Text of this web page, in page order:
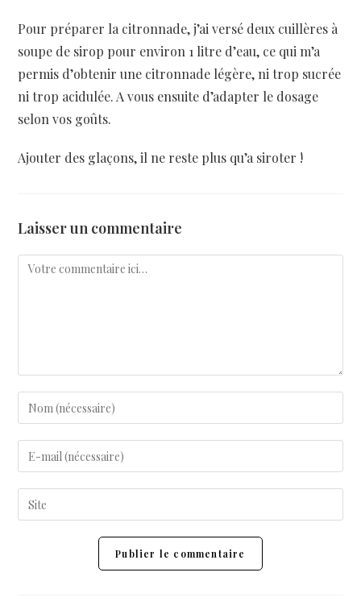
Pour préparer la citronnade, j’ai versé deux cuillères à
soupe de sirop pour environ 1 litre d’eau, ce qui m’a
permis d’obtenir une citronnade légère, ni trop sucrée
ni trop acidulée. A vous ensuite d’adapter le dosage
selon vos goûts.
Ajouter des glaçons, il ne reste plus qu’a siroter !
Laisser un commentaire